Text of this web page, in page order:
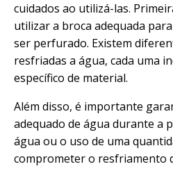
cuidados ao utilizá-las.
utilizar a broca adequada
ser perfurado. Existem
resfriadas a água, cada uma
específico de material.
Além disso, é importante
adequado de água durante a
água ou o uso de uma
comprometer o resfriamento